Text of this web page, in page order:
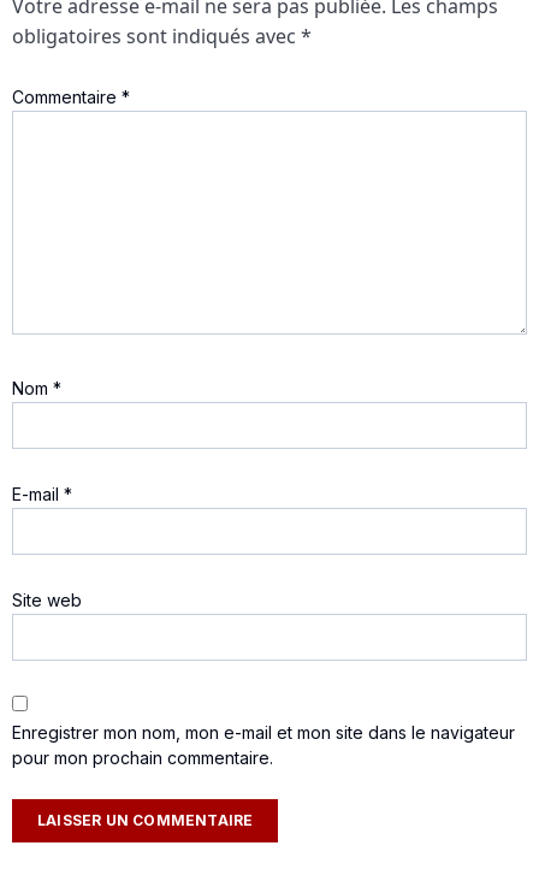
Votre adresse e-mail ne sera pas publiée. Les champs
obligatoires sont indiqués avec *
Commentaire *
Nom *
E-mail *
Site web
Enregistrer mon nom, mon e-mail et mon site dans le navigateur
pour mon prochain commentaire.